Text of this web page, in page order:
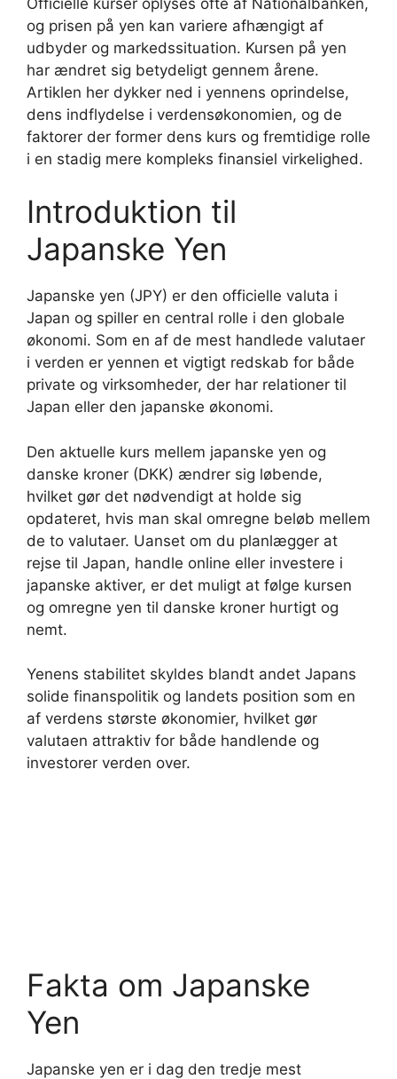
og prisen på yen kan variere afhængigt af
udbyder og markedssituation. Kursen på yen
har ændret sig betydeligt gennem årene.
Artiklen her dykker ned i yennens oprindelse,
dens indflydelse i verdensøkonomien, og de
faktorer der former dens kurs og fremtidige rolle
i en stadig mere kompleks finansiel virkelighed.
Introduktion til
Japanske Yen
Japanske yen (JPY) er den officielle valuta i
Japan og spiller en central rolle i den globale
økonomi. Som en af de mest handlede valutaer
i verden er yennen et vigtigt redskab for både
private og virksomheder, der har relationer til
Japan eller den japanske økonomi.
Den aktuelle kurs mellem japanske yen og
danske kroner (DKK) ændrer sig løbende,
hvilket gør det nødvendigt at holde sig
opdateret, hvis man skal omregne beløb mellem
de to valutaer. Uanset om du planlægger at
rejse til Japan, handle online eller investere i
japanske aktiver, er det muligt at følge kursen
og omregne yen til danske kroner hurtigt og
nemt.
Yenens stabilitet skyldes blandt andet Japans
solide finanspolitik og landets position som en
af verdens største økonomier, hvilket gør
valutaen attraktiv for både handlende og
investorer verden over.
Fakta om Japanske
Yen
Japanske yen er i dag den tredje mest